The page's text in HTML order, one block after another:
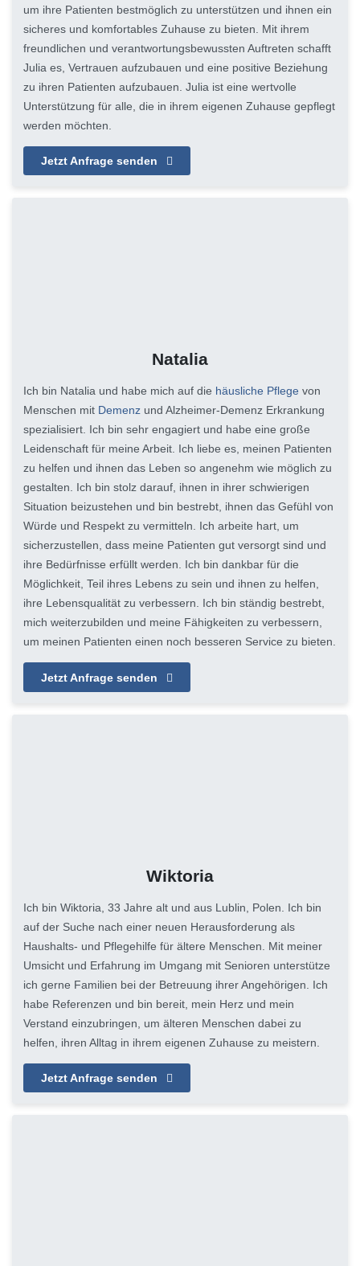
um ihre Patienten bestmöglich zu unterstützen und ihnen ein
sicheres und komfortables Zuhause zu bieten. Mit ihrem
freundlichen und verantwortungsbewussten Auftreten schafft
Julia es, Vertrauen aufzubauen und eine positive Beziehung
zu ihren Patienten aufzubauen. Julia ist eine wertvolle
Unterstützung für alle, die in ihrem eigenen Zuhause gepflegt
werden möchten.
Jetzt Anfrage senden
Natalia
Ich bin Natalia und habe mich auf die häusliche Pflege von
Menschen mit Demenz und Alzheimer-Demenz Erkrankung
spezialisiert. Ich bin sehr engagiert und habe eine große
Leidenschaft für meine Arbeit. Ich liebe es, meinen Patienten
zu helfen und ihnen das Leben so angenehm wie möglich zu
gestalten. Ich bin stolz darauf, ihnen in ihrer schwierigen
Situation beizustehen und bin bestrebt, ihnen das Gefühl von
Würde und Respekt zu vermitteln. Ich arbeite hart, um
sicherzustellen, dass meine Patienten gut versorgt sind und
ihre Bedürfnisse erfüllt werden. Ich bin dankbar für die
Möglichkeit, Teil ihres Lebens zu sein und ihnen zu helfen,
ihre Lebensqualität zu verbessern. Ich bin ständig bestrebt,
mich weiterzubilden und meine Fähigkeiten zu verbessern,
um meinen Patienten einen noch besseren Service zu bieten.
Jetzt Anfrage senden
Wiktoria
Ich bin Wiktoria, 33 Jahre alt und aus Lublin, Polen. Ich bin
auf der Suche nach einer neuen Herausforderung als
Haushalts- und Pflegehilfe für ältere Menschen. Mit meiner
Umsicht und Erfahrung im Umgang mit Senioren unterstütze
ich gerne Familien bei der Betreuung ihrer Angehörigen. Ich
habe Referenzen und bin bereit, mein Herz und mein
Verstand einzubringen, um älteren Menschen dabei zu
helfen, ihren Alltag in ihrem eigenen Zuhause zu meistern.
Jetzt Anfrage senden